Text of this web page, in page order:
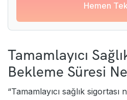
Hemen
Tamamlayıcı
Bekleme Süresi
“Tamamlayıcı sağlık